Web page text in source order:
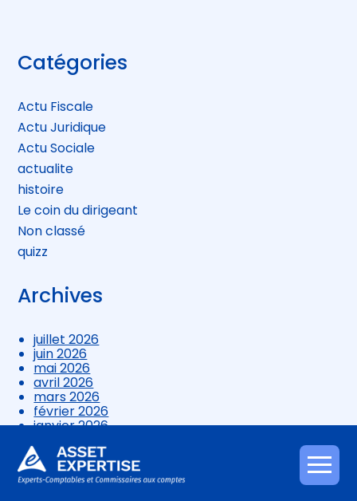
Aller
au
Blog
sidebar
Catégories
Actu Fiscale
Actu Juridique
Actu Sociale
actualite
histoire
Le coin du dirigeant
Non classé
quizz
Archives
juillet 2026
juin 2026
mai 2026
avril 2026
mars 2026
février 2026
janvier 2026
novembre 2025
octobre 2025
septembre 2025